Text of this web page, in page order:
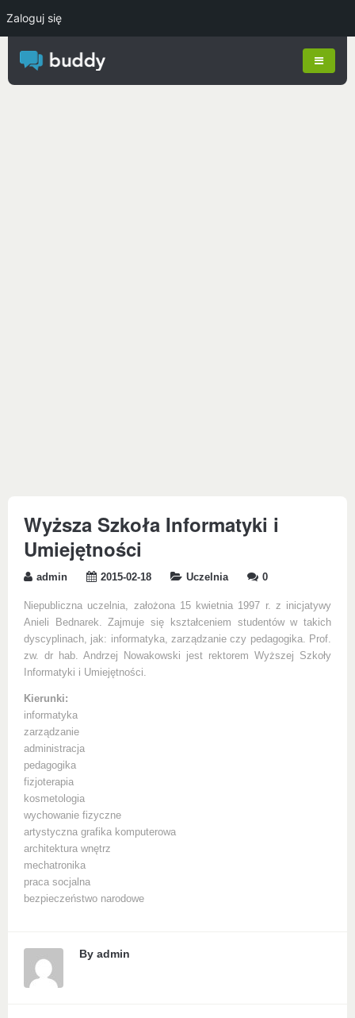
Wyższa Szkoła Informatyki i
Umiejętności
admin 2015-02-18 Uczelnia 0
Niepubliczna uczelnia, założona 15 kwietnia 1997 r. z inicjatywy
Anieli Bednarek. Zajmuje się kształceniem studentów w takich
dyscyplinach, jak: informatyka, zarządzanie czy pedagogika. Prof.
zw. dr hab. Andrzej Nowakowski jest rektorem Wyższej Szkoły
Informatyki i Umiejętności.
Kierunki:
informatyka
zarządzanie
administracja
pedagogika
fizjoterapia
kosmetologia
wychowanie fizyczne
artystyczna grafika komputerowa
architektura wnętrz
mechatronika
praca socjalna
bezpieczeństwo narodowe
By admin
Zaloguj się